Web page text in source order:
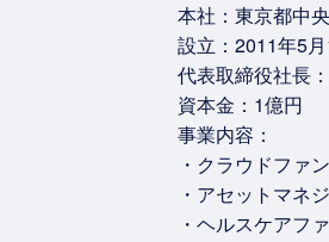
本社：東京都中
設立：2011年5
代表取締役社長
資本金：1億円
事業内容：
・クラウドファ
・アセットマネ
・ヘルスケアフ